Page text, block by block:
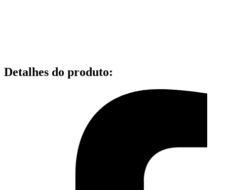
Detalhes do produto: